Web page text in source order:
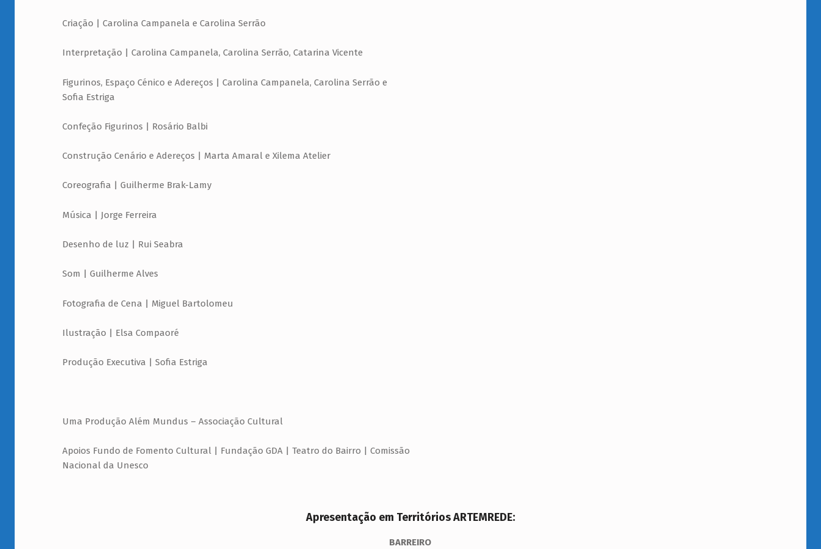
Criação | Carolina Campanela e Carolina Serrão
Interpretação | Carolina Campanela, Carolina Serrão, Catarina Vicente
Figurinos, Espaço Cénico e Adereços | Carolina Campanela, Carolina Serrão e
Sofia Estriga
Confeção Figurinos | Rosário Balbi
Construção Cenário e Adereços | Marta Amaral e Xilema Atelier
Coreografia | Guilherme Brak-Lamy
Música | Jorge Ferreira
Desenho de luz | Rui Seabra
Som | Guilherme Alves
Fotografia de Cena | Miguel Bartolomeu
Ilustração | Elsa Compaoré
Produção Executiva | Sofia Estriga
Uma Produção Além Mundus – Associação Cultural
Apoios Fundo de Fomento Cultural | Fundação GDA | Teatro do Bairro | Comissão
Nacional da Unesco
Apresentação em Territórios ARTEMREDE:
BARREIRO